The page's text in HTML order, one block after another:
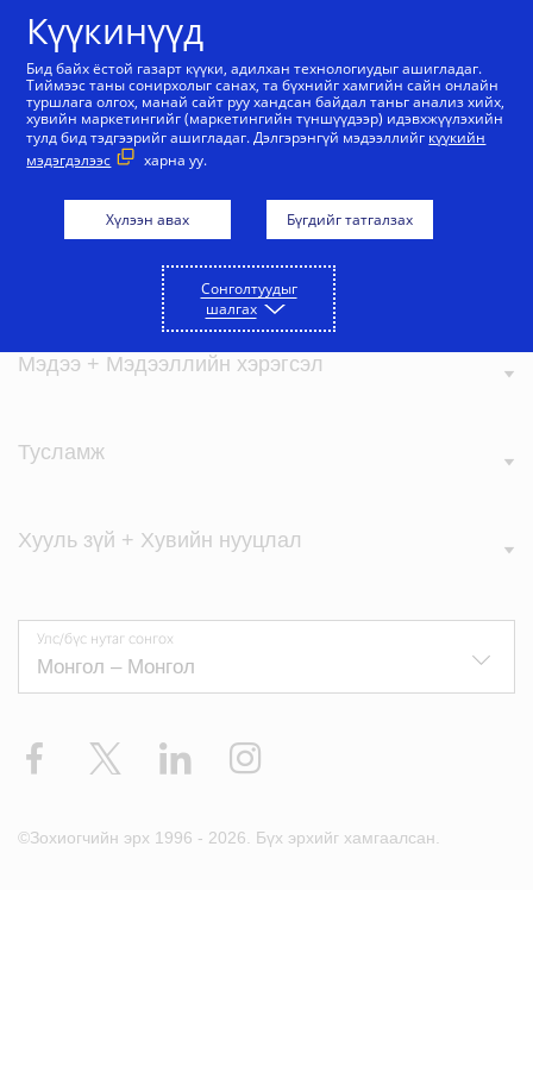
Бидний үнэ цэнэ
Мэдээ + Мэдээллийн хэрэгсэл
Тусламж
Хууль зүй + Хувийн нууцлал
Улс/бүс нутаг сонгох
Facebook LinkedIn
©Зохиогчийн эрх 1996 - 2026. Бүх эрхийг хамгаалсан.
Күүкинүүд
Бид байх ёстой газарт күүки, адилхан технологиудыг ашигладаг.
Тиймээс таны сонирхолыг санах, та бүхнийг хамгийн сайн онлайн
туршлага олгох, манай сайт руу хандсан байдал таньг анализ хийх,
хувийн маркетингийг (маркетингийн түншүүдээр) идэвхжүүлэхийн
тулд бид тэдгээрийг ашигладаг. Дэлгэрэнгүй мэдээллийг күүкийн
мэдэгдэлээс
харна уу.
Хүлээн авах Бүгдийг татгалзах
Сонголтуудыг
шалгах